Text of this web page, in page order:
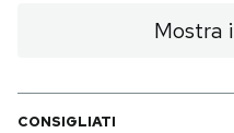
Mostra
CONSIGLIATI